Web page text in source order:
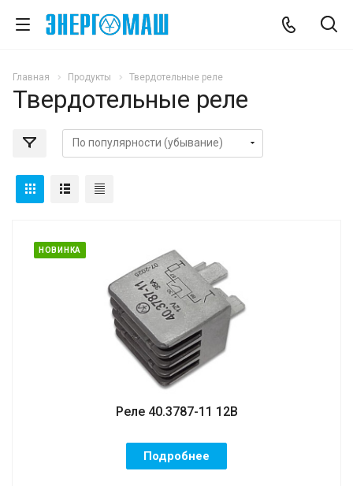
Главная Продукты Твердотельные реле
Твердотельные реле
НОВИНКА
Реле 40.3787-11 12В
Подробнее